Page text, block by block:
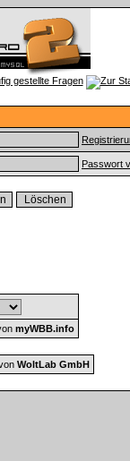
Passwort
myWBB.info
WoltLab GmbH